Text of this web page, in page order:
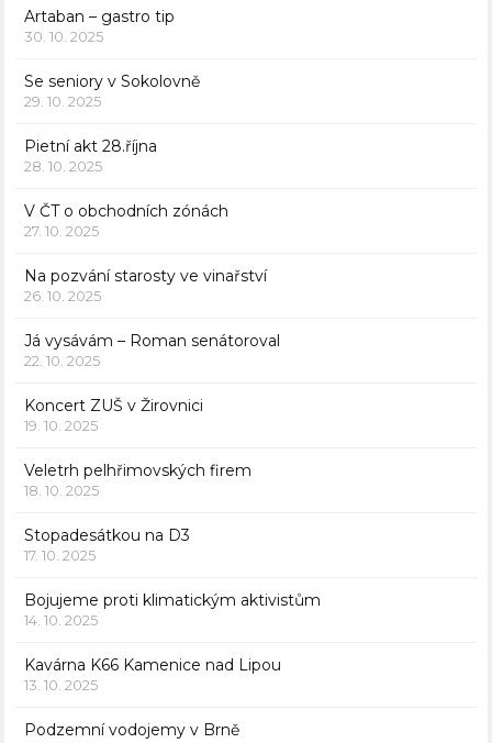
Artaban – gastro tip
30. 10. 2025
Se seniory v Sokolovně
29. 10. 2025
Pietní akt 28.října
28. 10. 2025
V ČT o obchodních zónách
27. 10. 2025
Na pozvání starosty ve vinařství
26. 10. 2025
Já vysávám – Roman senátoroval
22. 10. 2025
Koncert ZUŠ v Žirovnici
19. 10. 2025
Veletrh pelhřimovských firem
18. 10. 2025
Stopadesátkou na D3
17. 10. 2025
Bojujeme proti klimatickým aktivistům
14. 10. 2025
Kavárna K66 Kamenice nad Lipou
13. 10. 2025
Podzemní vodojemy v Brně